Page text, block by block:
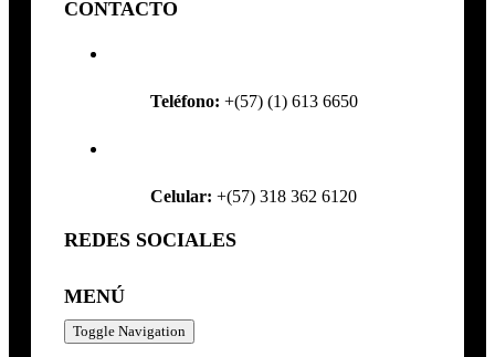
CONTACTO
Teléfono: +(57) (1) 613 6650
Celular: +(57) 318 362 6120
REDES SOCIALES
MENÚ
Toggle Navigation